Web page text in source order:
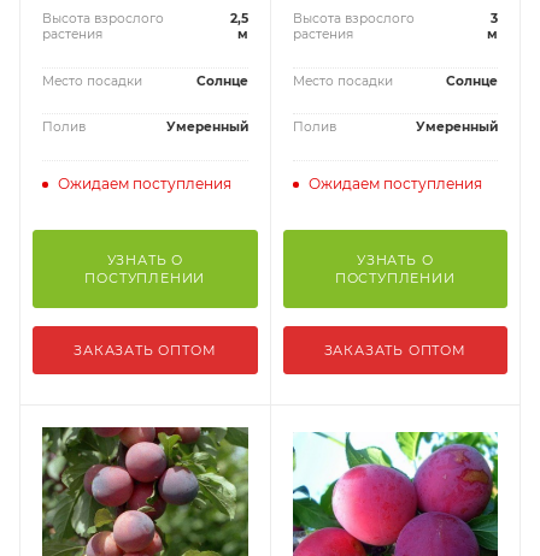
Высота взрослого
растения
2,5
м
Место посадки Солнце
Полив Умеренный
Ожидаем поступления
УЗНАТЬ О
ПОСТУПЛЕНИИ
ЗАКАЗАТЬ ОПТОМ
Высота взрослого
растения
3
м
Место посадки Солнце
Полив Умеренный
Ожидаем поступления
УЗНАТЬ О
ПОСТУПЛЕНИИ
ЗАКАЗАТЬ ОПТОМ